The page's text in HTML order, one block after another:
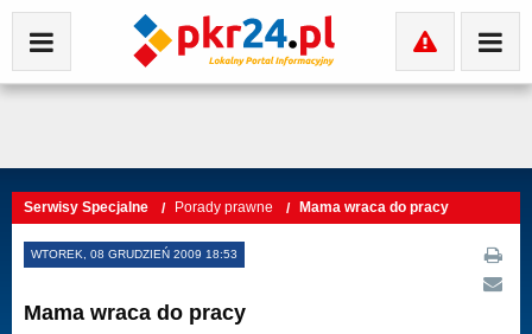
Serwisy Specjalne Porady prawne Mama wraca do pracy
WTOREK, 08 GRUDZIEŃ 2009 18:53
Mama wraca do pracy